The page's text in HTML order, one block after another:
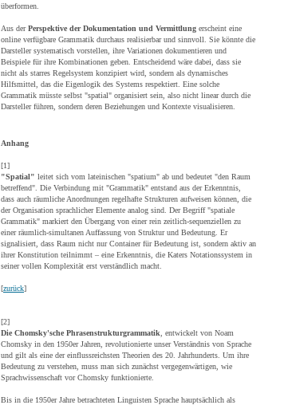
überformen.
Aus derPerspektive der Dokumentation und Vermittlung erscheint eine
online verfügbare Grammatik durchaus realisierbar und sinnvoll. Sie könnte die
Darsteller systematisch vorstellen, ihre Variationen dokumentieren und
Beispiele für ihre Kombinationen geben. Entscheidend wäre dabei, dass sie
nicht als starres Regelsystem konzipiert wird, sondern als dynamisches
Hilfsmittel, das die Eigenlogik des Systems respektiert. Eine solche
Grammatik müsste selbst "spatial" organisiert sein, also nicht linear durch die
Darsteller führen, sondern deren Beziehungen und Kontexte visualisieren.
Anhang
[1]
"Spatial" leitet sich vom lateinischen "spatium" ab und bedeutet "den Raum
betreffend". Die Verbindung mit "Grammatik" entstand aus der Erkenntnis,
dass auch räumliche Anordnungen regelhafte Strukturen aufweisen können, die
der Organisation sprachlicher Elemente analog sind. Der Begriff "spatiale
Grammatik" markiert den Übergang von einer rein zeitlich-sequenziellen zu
einer räumlich-simultanen Auffassung von Struktur und Bedeutung. Er
signalisiert, dass Raum nicht nur Container für Bedeutung ist, sondern aktiv an
ihrer Konstitution teilnimmt – eine Erkenntnis, die Katers Notationssystem in
seiner vollen Komplexität erst verständlich macht.
[zurück]
[2]
Die Chomsky'sche Phrasenstrukturgrammatik , entwickelt von Noam
Chomsky in den 1950er Jahren, revolutionierte unser Verständnis von Sprache
und gilt als eine der einflussreichsten Theorien des 20. Jahrhunderts. Um ihre
Bedeutung zu verstehen, muss man sich zunächst vergegenwärtigen, wie
Sprachwissenschaft vor Chomsky funktionierte.
Bis in die 1950er Jahre betrachteten Linguisten Sprache hauptsächlich als